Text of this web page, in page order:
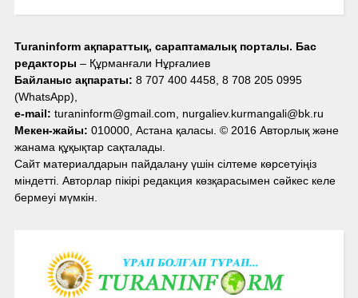
Turaninform ақпараттық, сараптамалық порталы. Бас
редакторы – Құрманғали Нұрғалиев
Байланыс ақпараты: 8 707 400 4458, 8 708 205 0995
(WhatsApp),
e-mail: turaninform@gmail.com, nurgaliev.kurmangali@bk.ru
Мекен-жайы: 010000, Астана қаласы. © 2016 Авторлық және
жанама құқықтар сақталады.
Сайт материалдарын пайдалану үшін сілтеме көрсетуіңіз
міндетті. Авторлар пікірі редакция көзқарасымен сәйкес келе
бермеуі мүмкін.